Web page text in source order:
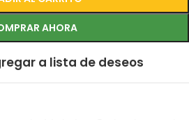
AHORA
a lista de deseos